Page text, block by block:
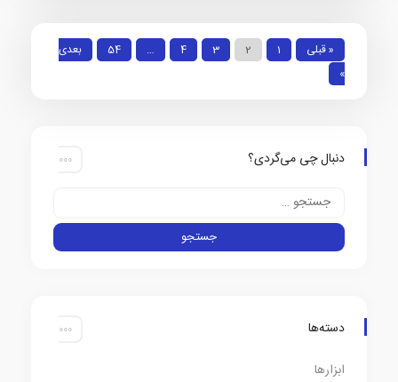
« قبلی 1
2
3
4
…
54
بعدی
»
دنبال چی می‌گردی؟
دسته‌ها
ابزارها